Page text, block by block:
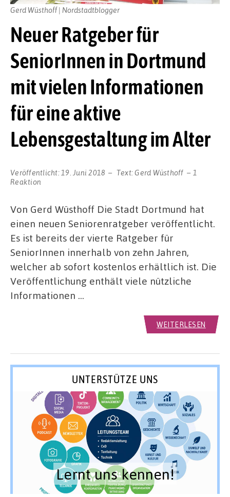
Neuer Ratgeber für
SeniorInnen in Dortmund
mit vielen Informationen
für eine aktive
Lebensgestaltung im Alter
Veröffentlicht: 19. Juni 2018 Text:Gerd Wüsthoff
1
Reaktion
Gerd Wüsthoff | Nordstadtblogger
Von Gerd Wüsthoff Die Stadt Dortmund hat
einen neuen Seniorenratgeber veröffentlicht.
Es ist bereits der vierte Ratgeber für
SeniorInnen innerhalb von zehn Jahren,
welcher ab sofort kostenlos erhältlich ist. Die
Veröffentlichung enthält viele nützliche
Informationen …
WEITERLESEN
UNTERSTÜTZE UNS
Lernt uns kennen!